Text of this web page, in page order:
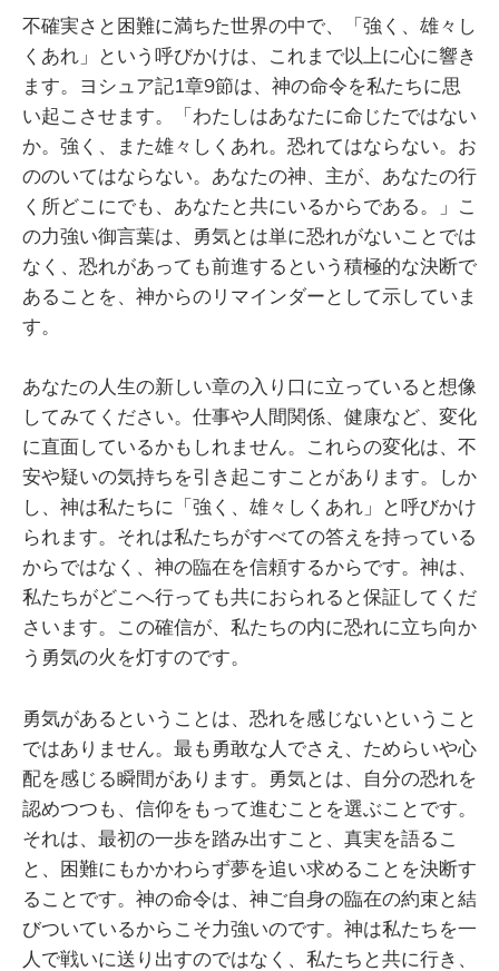
不確実さと困難に満ちた世界の中で、「強く、雄々し
くあれ」という呼びかけは、これまで以上に心に響き
ます。ヨシュア記1章9節は、神の命令を私たちに思
い起こさせます。「わたしはあなたに命じたではない
か。強く、また雄々しくあれ。恐れてはならない。お
ののいてはならない。あなたの神、主が、あなたの行
く所どこにでも、あなたと共にいるからである。」こ
の力強い御言葉は、勇気とは単に恐れがないことでは
なく、恐れがあっても前進するという積極的な決断で
あることを、神からのリマインダーとして示していま
す。
あなたの人生の新しい章の入り口に立っていると想像
してみてください。仕事や人間関係、健康など、変化
に直面しているかもしれません。これらの変化は、不
安や疑いの気持ちを引き起こすことがあります。しか
し、神は私たちに「強く、雄々しくあれ」と呼びかけ
られます。それは私たちがすべての答えを持っている
からではなく、神の臨在を信頼するからです。神は、
私たちがどこへ行っても共におられると保証してくだ
さいます。この確信が、私たちの内に恐れに立ち向か
う勇気の火を灯すのです。
勇気があるということは、恐れを感じないということ
ではありません。最も勇敢な人でさえ、ためらいや心
配を感じる瞬間があります。勇気とは、自分の恐れを
認めつつも、信仰をもって進むことを選ぶことです。
それは、最初の一歩を踏み出すこと、真実を語るこ
と、困難にもかかわらず夢を追い求めることを決断す
ることです。神の命令は、神ご自身の臨在の約束と結
びついているからこそ力強いのです。神は私たちを一
人で戦いに送り出すのではなく、私たちと共に行き、